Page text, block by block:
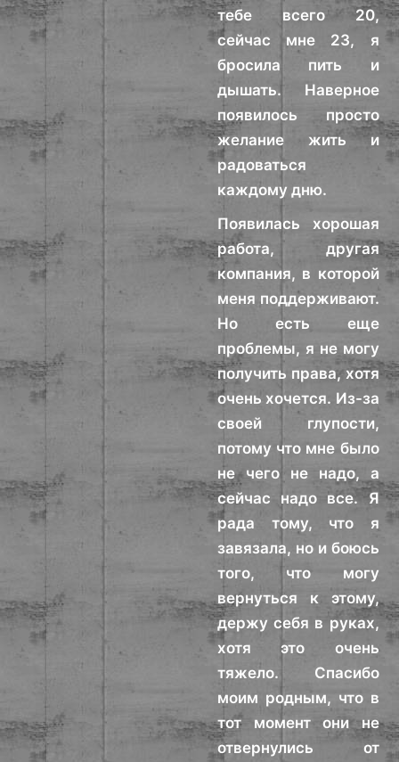
тебе всего 20,
сейчас мне 23, я
бросила пить и
дышать. Наверное
появилось просто
желание жить и
радоваться
каждому дню.
Появилась хорошая
работа, другая
компания, в которой
меня поддерживают.
Но есть еще
проблемы, я не могу
получить права, хотя
очень хочется. Из-за
своей глупости,
потому что мне было
не чего не надо, а
сейчас надо все. Я
рада тому, что я
завязала, но и боюсь
того, что могу
вернуться к этому,
держу себя в руках,
хотя это очень
тяжело. Спасибо
моим родным, что в
тот момент они не
отвернулись от